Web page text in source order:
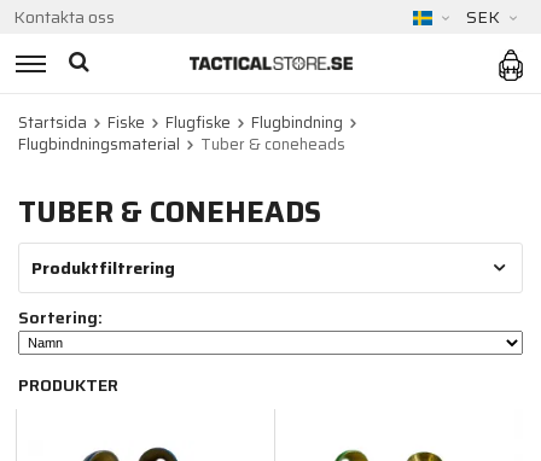
Kontakta oss SEK
Startsida Fiske Flugfiske
Flugbindning
Flugbindningsmaterial
Tuber & coneheads
TUBER & CONEHEADS
Produktfiltrering
Sortering:
PRODUKTER